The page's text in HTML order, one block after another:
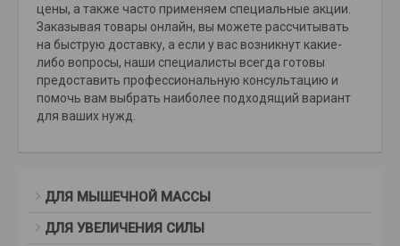
цены, а также часто применяем специальные акции.
Заказывая товары онлайн, вы можете рассчитывать
на быструю доставку, а если у вас возникнут какие-
либо вопросы, наши специалисты всегда готовы
предоставить профессиональную консультацию и
помочь вам выбрать наиболее подходящий вариант
для ваших нужд.
ДЛЯ МЫШЕЧНОЙ МАССЫ
ДЛЯ УВЕЛИЧЕНИЯ СИЛЫ